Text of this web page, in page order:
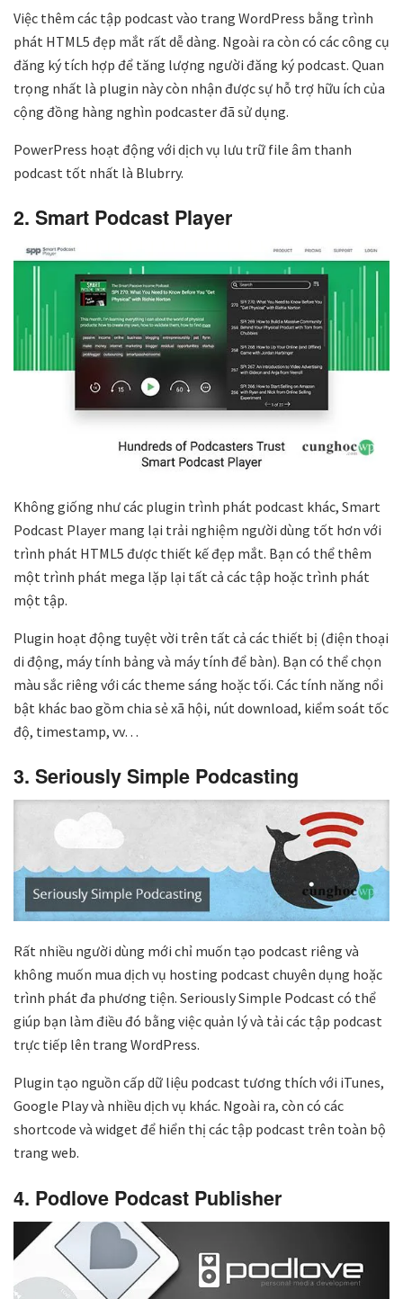
Việc thêm các tập podcast vào trang WordPress bằng trình
phát HTML5 đẹp mắt rất dễ dàng. Ngoài ra còn có các công cụ
đăng ký tích hợp để tăng lượng người đăng ký podcast. Quan
trọng nhất là plugin này còn nhận được sự hỗ trợ hữu ích của
cộng đồng hàng nghìn podcaster đã sử dụng.
PowerPress hoạt động với dịch vụ lưu trữ file âm thanh
podcast tốt nhất là Blubrry.
2. Smart Podcast Player
Không giống như các plugin trình phát podcast khác, Smart
Podcast Player mang lại trải nghiệm người dùng tốt hơn với
trình phát HTML5 được thiết kế đẹp mắt. Bạn có thể thêm
một trình phát mega lặp lại tất cả các tập hoặc trình phát
một tập.
Plugin hoạt động tuyệt vời trên tất cả các thiết bị (điện thoại
di động, máy tính bảng và máy tính để bàn). Bạn có thể chọn
màu sắc riêng với các theme sáng hoặc tối. Các tính năng nổi
bật khác bao gồm chia sẻ xã hội, nút download, kiểm soát tốc
độ, timestamp, vv…
3. Seriously Simple Podcasting
Rất nhiều người dùng mới chỉ muốn tạo podcast riêng và
không muốn mua dịch vụ hosting podcast chuyên dụng hoặc
trình phát đa phương tiện. Seriously Simple Podcast có thể
giúp bạn làm điều đó bằng việc quản lý và tải các tập podcast
trực tiếp lên trang WordPress.
Plugin tạo nguồn cấp dữ liệu podcast tương thích với iTunes,
Google Play và nhiều dịch vụ khác. Ngoài ra, còn có các
shortcode và widget để hiển thị các tập podcast trên toàn bộ
trang web.
4. Podlove Podcast Publisher